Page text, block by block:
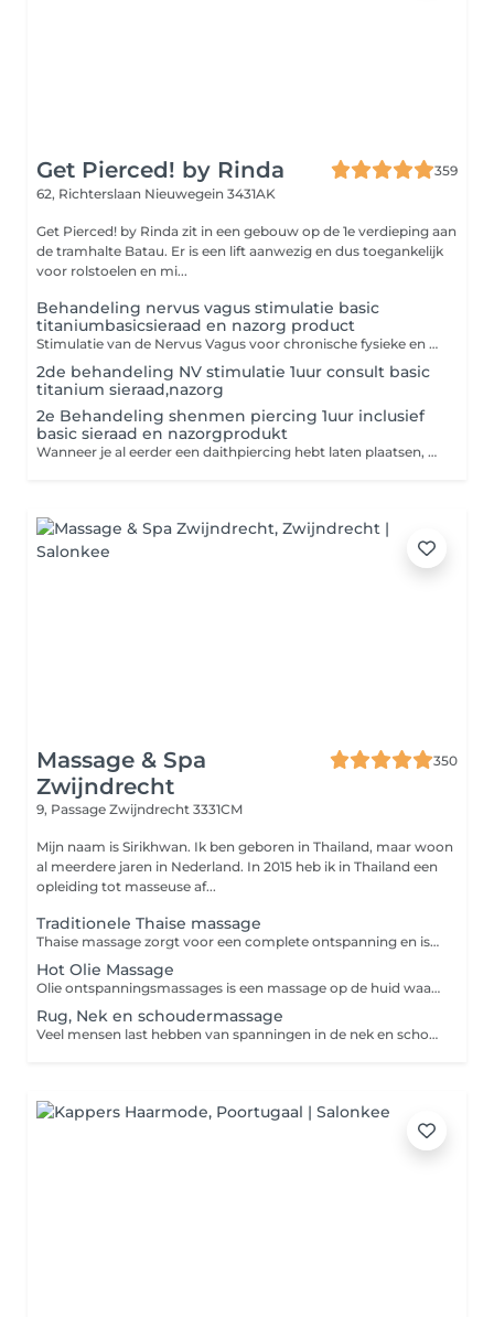
Get Pierced! by Rinda
359
62, Richterslaan Nieuwegein 3431AK
Get Pierced! by Rinda zit in een gebouw op de 1e verdieping aan
de tramhalte Batau. Er is een lift aanwezig en dus toegankelijk
voor rolstoelen en mi...
Behandeling nervus vagus stimulatie basic
titaniumbasicsieraad en nazorg product
Stimulatie van de Nervus Vagus voor chronische fysieke en mentale klachten Deze stimulatie is een methode, met behulp van nauwkeurige of gerichte technieken om de symptomen van migraine, hoofdpijn, fibromyalgie, angst, depressie en vele andere chronische fysieke en mentale aandoeningen te verlichten. Get Pierced by Rinda zet de medische piercing in het linker of rechter oor of beide oren die zorgt voor nervus vagus stimulatie. Hierbij maak ik gebruik van een specialistische meetapparatuur waarmee ik duidelijk de locatie van elk individueel persoon kan bepalen. De nervus vagus is een belangrijke zenuw in het autonome zenuwstelsel. Deze reguleert functies die onbewust verlopen, zoals hartslag, ademhaling, spijsvertering en bloeddruk. De nervus vagus heeft verschillende belangrijke functies en speelt ook een hele belangrijke rol in het parasympatische zenuwstelsel, dat verantwoordelijk is voor rust- en herstelactiviteiten. Ik behandel hele diversiteit aan fysieke en mentale klachten. Ik heb sinds december 2021 als freelancer voor een nervusvagusstimulatie kliniek gewerkt, waar ik veel heb geleerd. En daardoor erg dankbaar dat ik dit mooie werk kan voorzetten, om nog meer mensen te kunnen helpen. Zij hebben diverse behandelmethodes ontwikkeld en daarbij ook die van mij, waarmee wij erachter zijn gekomen wat de stimulatie voor invloed heeft en kan hebben op aanwezige klachten. Door deze ervaring heb ik gezien hoeveel verlichting het kan geven. En ik ben nog dagelijks onder de indruk van mijn eigen werk, wat deze methode voor een persoon kan doen, die al jaren leeft met diverse klachten. Het is heel belangrijk dat wanneer je voor een medische piercing kiest, je hier met zorg, en aandacht in begeleid wordt. Er is namelijk een groot verschil tussen het zetten van een medische piercing of een 'daith' piercing bij een shop zonder meet- en testmethode. Tijdens de behandeling zal ik samen met jou, al je klachten inventariseren. Vervolgens pas ik testen toe die afhankelijk zijn van je genoemde klachten, die je tijdens het consult een pijn- of gevoel/belevings cijfer geeft. Hierbij kun je meteen al ervaren wat de stimulatie voor je kan betekenen en aan welke zijde links of rechts, het meest geschikt is om je klachten te doen verlagen. Nadat we hebben bepaalt, welke zijde het gaat worden, ga ik over tot het plaatsen van de medische piercing of te wel de daithpiercing. Na het plaatsen bespreken we de nazorg van de piercing en krijg je een nazorg product en instructie mee naar huis. Voor extra stimulatie kan een vervolg afspraak nodig zijn, voor bijvoorbeeld een 2de piercing of een shen men piercing.
2de behandeling NV stimulatie 1uur consult basic
titanium sieraad,nazorg
2e Behandeling shenmen piercing 1uur inclusief
basic sieraad en nazorgprodukt
Wanneer je al eerder een daithpiercing hebt laten plaatsen, kan de shenmen piercing voor extra stimulatie zorgen op de nervus vagus. Deze wordt net als de daithpiercing getest.
Massage & Spa
Zwijndrecht
350
9, Passage Zwijndrecht 3331CM
Mijn naam is Sirikhwan. Ik ben geboren in Thailand, maar woon
al meerdere jaren in Nederland. In 2015 heb ik in Thailand een
opleiding tot masseuse af...
Traditionele Thaise massage
Thaise massage zorgt voor een complete ontspanning en is daarmee een doeltreffend middel tegen fysieke en geestelijke spanning. Het helpt de vermoeidheid te bestrijden en geeft energie. Daarnaast is het werkzaam tegen pijnklachten zoals nek-rug-schouder en hoofdpijn, ook stimuleert het ons zenuwstelsel en verbetert het de circulatie van het bloed. Wees er op voorbereid dat een Thaise massage enigszins pijnlijk kan zijn. Denken sommige mensen dat ook seksuele handelingen onderdeel zijn van de Thaise massage? Dat is absoluut NIET waar, Onze Thaise massages worden uitsluitend uitgevoerd door professionele en gediplomeerde medewerkers.
Hot Olie Massage
Olie ontspanningsmassages is een massage op de huid waarbij een warme olie, wordt gebruikt. De huid en spieren ontspannen zich door middel van zachte tot harde handelingen zoals strijken en kneden. Deze massage stimuleert de doorbloeding van de weefsels, voert de afvalstoffen af en verbetert de spierfunctie. De stofwisseling van de spieren vermindert harde, gespannen en pijnlijke spieren . Tevens is het goed als u hoofdpijn heeft en vermindert stress. De ademhaling wordt regelmatiger en de hartslag rustiger.
Rug, Nek en schoudermassage
Veel mensen last hebben van spanningen in de nek en schouders of hebben last van rugklachten, met een rug nek en schoudermassage zorg u ervoor dat de spieren ontspannen; botten, pezen en weefsels flexibel blijven en lichamelijk pijn vermindert. Ook hoofdpijnklachten die vaak het gevolg zijn van aanspanning van de spieren in de schouders en nek kunnen met deze massage verholpen worden.